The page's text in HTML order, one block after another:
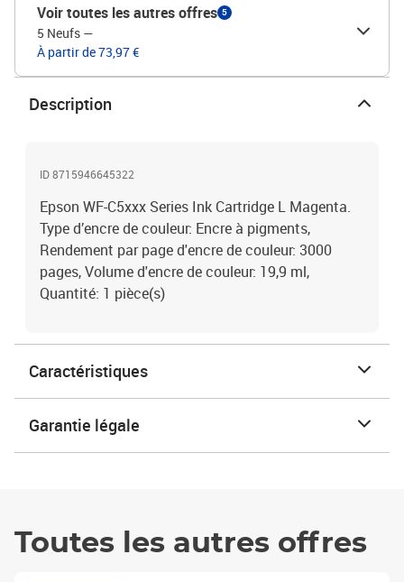
Voir toutes les autres offres 5
5 Neufs —
À partir de 73,97 €
Description
ID 8715946645322
Epson WF-C5xxx Series Ink Cartridge L Magenta.
Type d’encre de couleur: Encre à pigments,
Rendement par page d'encre de couleur: 3000
pages, Volume d'encre de couleur: 19,9 ml,
Quantité: 1 pièce(s)
Caractéristiques
Garantie légale
Toutes les autres offres